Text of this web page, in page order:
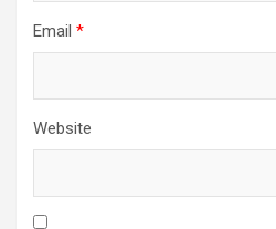
Email *
Website